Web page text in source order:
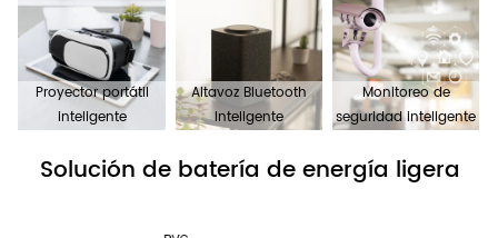
Proyector portátil
inteligente
Altavoz Bluetooth
Inteligente
Monitoreo de
seguridad inteligente
Solución de batería de energía ligera